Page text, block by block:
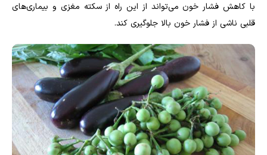
با کاهش فشار خون می‌تواند از این راه از سکته مغزی و بیماری‌های
قلبی ناشی از فشار خون بالا جلوگیری کند.